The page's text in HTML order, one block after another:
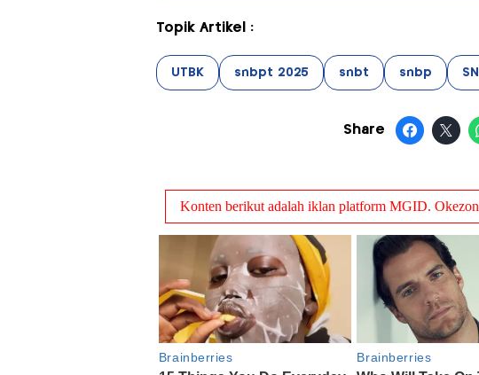
Topik Artikel :
UTBK snbpt 2025 snbt snbp
Share